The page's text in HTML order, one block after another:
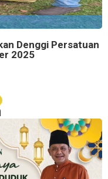
Denggi Persatuan
2025